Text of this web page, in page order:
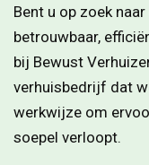
Bent u op zoek naar
betrouwbaar,
bij Bewust
verhuisbedrijf dat
werkwijze om
soepel verloopt.